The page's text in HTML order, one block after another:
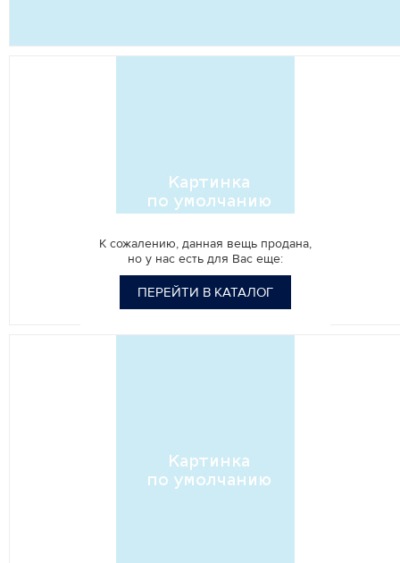
К сожалению, данная вещь продана,
но у нас есть для Вас еще:
ПЕРЕЙТИ В КАТАЛОГ